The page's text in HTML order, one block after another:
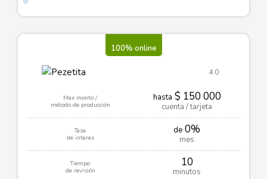
100% online
4.0
Max monto /
método de producción
hasta $ 150 000
cuenta / tarjeta
Tasa
de interes
de 0%
mes
Tiempo
de revisión
10
minutos